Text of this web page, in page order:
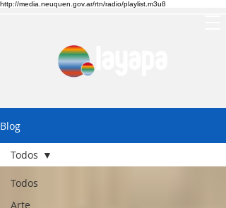
http://media.neuquen.gov.ar/rtn/radio/playlist.m3u8
Blog
Todos
Arte
Todos